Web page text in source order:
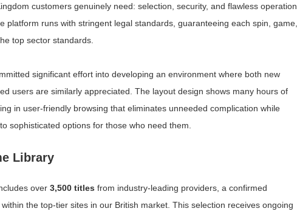
customers genuinely need: selection, security, and flawless operation
platform runs with stringent legal standards, guaranteeing each spin, game,
top sector standards.
significant effort into developing an environment where both new
users are similarly appreciated. The layout design shows many hours of
in user-friendly browsing that eliminates unneeded complication while
sophisticated options for those who need them.
Library
over 3,500 titles from industry-leading providers, a confirmed
the top-tier sites in our British market. This selection receives ongoing